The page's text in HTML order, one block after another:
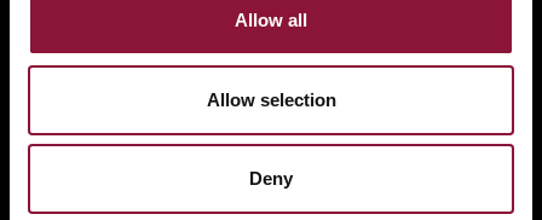
Allow all
Allow selection
Deny
BANNING NUCLEAR WEAPONS
RESOURCES AND UPDATES
TAKE ACTION